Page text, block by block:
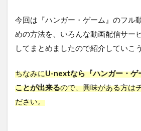
今回は『ハンガー・ゲーム』のフル
めの方法を、いろんな動画配信サー
してまとめましたので紹介していこ
ちなみにU-nextなら『ハンガー・ゲ
ことが出来るので、興味がある方は
ださい。